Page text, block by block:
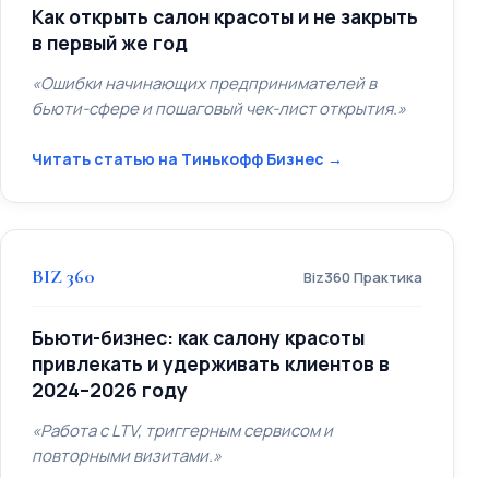
Как открыть салон красоты и не закрыть
в первый же год
«Ошибки начинающих предпринимателей в
бьюти-сфере и пошаговый чек-лист открытия.»
Читать статью на Тинькофф Бизнес →
BIZ 360 Biz360 Практика
Бьюти-бизнес: как салону красоты
привлекать и удерживать клиентов в
2024–2026 году
«Работа с LTV, триггерным сервисом и
повторными визитами.»